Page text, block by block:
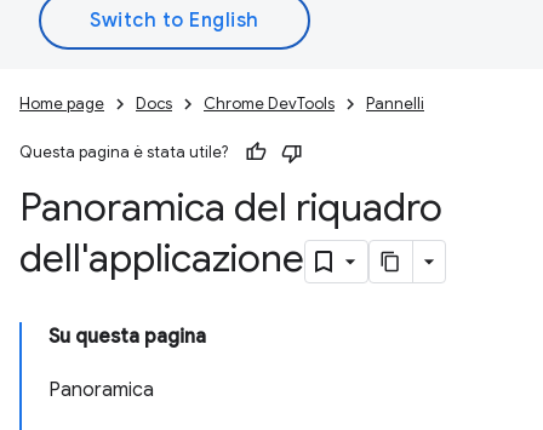
Home page Docs Chrome DevTools Pannelli
Questa pagina è stata utile?
Panoramica del riquadro
dell'applicazione
Su questa pagina
Panoramica